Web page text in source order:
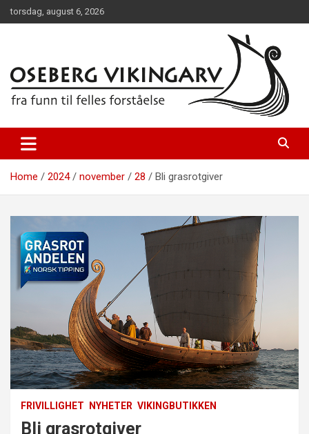
Skip
to
torsdag, august 6, 2026
Oseberg vikingarv
Home 2024 november 28 Bli grasrotgiver
FRIVILLIGHET NYHETER VIKINGBUTIKKEN
Bli grasrotgiver